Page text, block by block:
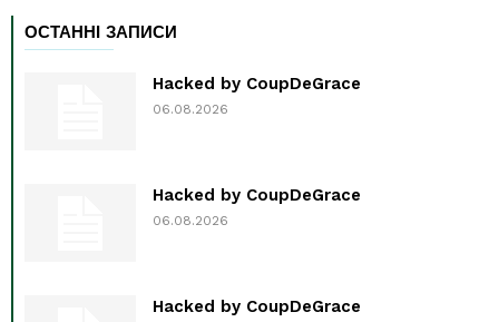
ОСТАННІ ЗАПИСИ
Hacked by CoupDeGrace
06.08.2026
Hacked by CoupDeGrace
06.08.2026
Hacked by CoupDeGrace